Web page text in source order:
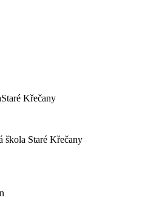
Staré Křečany
škola Staré Křečany